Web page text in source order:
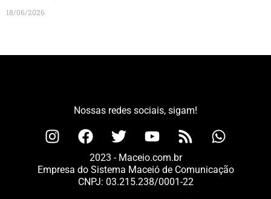
18/06/2026
Nossas redes sociais, sigam!
2023 - Maceio.com.br
Empresa do Sistema Maceió de Comunicação
CNPJ: 03.215.238/0001-22